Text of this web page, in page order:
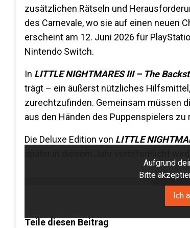
zusätzlichen Rätseln und
des Carnevale, wo sie auf einen neuen
erscheint am 12. Juni 2026 für
Nintendo Switch.
In LITTLE NIGHTMARES III – The
trägt – ein äußerst nützliches
zurechtzufinden. Gemeinsam müssen
aus den Händen des Puppenspielers zu
Die Deluxe Edition von LITTLE
Aufgrund
Bitte
Ich
Teile diesen Beitrag